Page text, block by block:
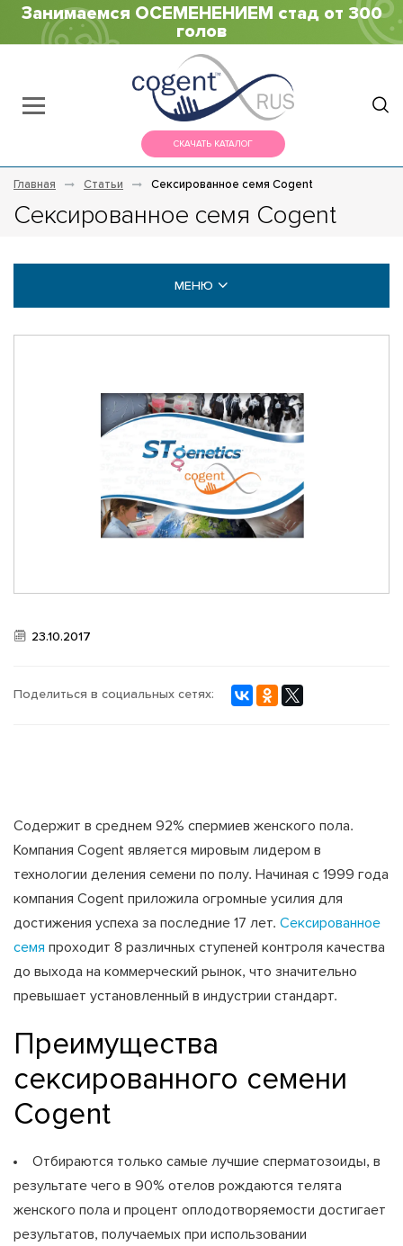
Занимаемся ОСЕМЕНЕНИЕМ стад от 300
голов
СКАЧАТЬ КАТАЛОГ
Главная Статьи Сексированное семя Cogent
Сексированное семя Cogent
МЕНЮ
23.10.2017
Поделиться в социальных сетях:
Содержит в среднем 92% спермиев женского пола.
Компания Cogent является мировым лидером в
технологии деления семени по полу. Начиная с 1999 года
компания Cogent приложила огромные усилия для
достижения успеха за последние 17 лет. Сексированное
семя проходит 8 различных ступеней контроля качества
до выхода на коммерческий рынок, что значительно
превышает установленный в индустрии стандарт.
Преимущества
сексированного семени
Cogent
Отбираются только самые лучшие сперматозоиды, в
результате чего в 90% отелов рождаются телята
женского пола и процент оплодотворяемости достигает
результатов, получаемых при использовании